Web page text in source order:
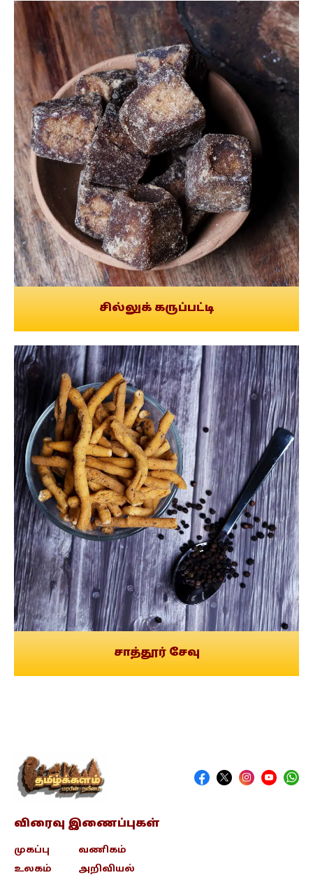
சில்லுக் கருப்பட்டி
சாத்தூர் சேவு
விரைவு இணைப்புகள்
முகப்பு
உலகம்
வணிகம்
அறிவியல்